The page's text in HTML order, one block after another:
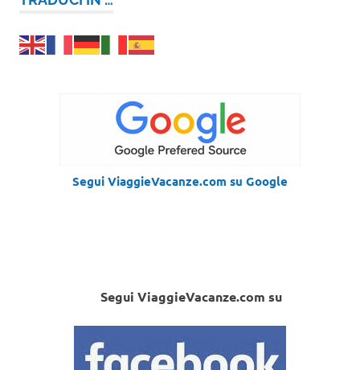
Segui ViaggieVacanze.com su Google
Segui ViaggieVacanze.com su